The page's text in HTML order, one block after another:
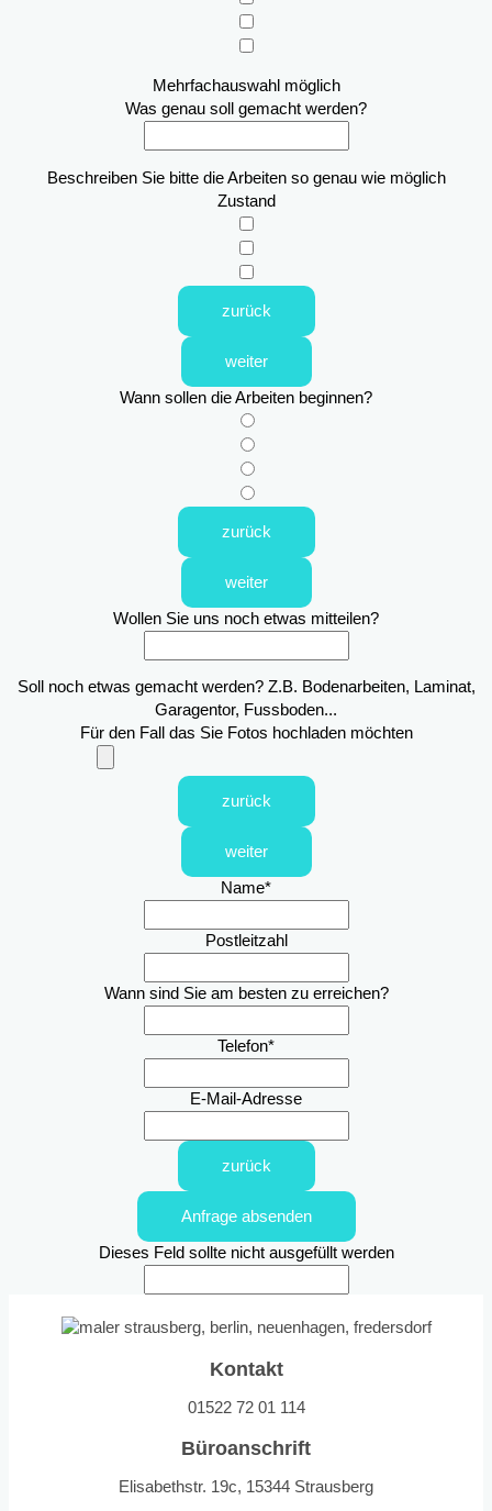
Mehrfachauswahl möglich
Was genau soll gemacht werden?
Beschreiben Sie bitte die Arbeiten so genau wie möglich
Zustand
zurück
weiter
Wann sollen die Arbeiten beginnen?
zurück
weiter
Wollen Sie uns noch etwas mitteilen?
Soll noch etwas gemacht werden? Z.B. Bodenarbeiten, Laminat,
Garagentor, Fussboden...
Für den Fall das Sie Fotos hochladen möchten
zurück
weiter
Name*
Postleitzahl
Wann sind Sie am besten zu erreichen?
Telefon*
E-Mail-Adresse
zurück
Anfrage absenden
Dieses Feld sollte nicht ausgefüllt werden
Kontakt
01522 72 01 114
Büroanschrift
Elisabethstr. 19c, 15344 Strausberg